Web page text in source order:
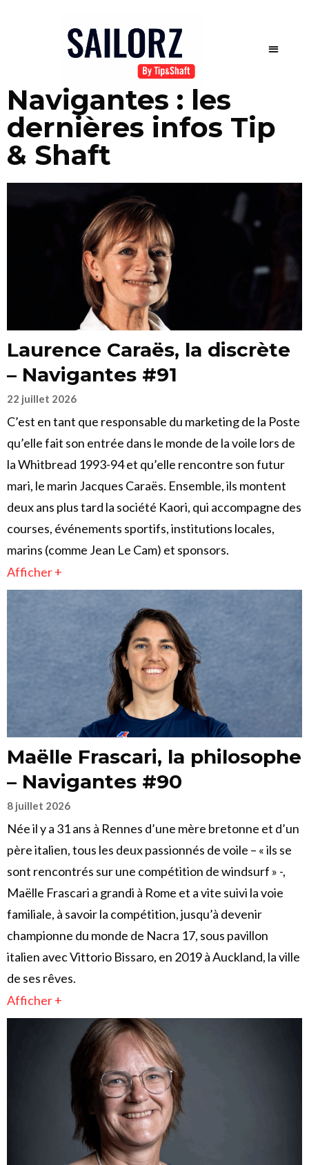
Navigantes : les
dernières infos Tip
& Shaft
Laurence Caraës, la discrète
– Navigantes #91
22 juillet 2026
C’est en tant que responsable du marketing de la Poste
qu’elle fait son entrée dans le monde de la voile lors de
la Whitbread 1993-94 et qu’elle rencontre son futur
mari, le marin Jacques Caraës. Ensemble, ils montent
deux ans plus tard la société Kaori, qui accompagne des
courses, événements sportifs, institutions locales,
marins (comme Jean Le Cam) et sponsors.
Afficher +
Maëlle Frascari, la philosophe
– Navigantes #90
8 juillet 2026
Née il y a 31 ans à Rennes d’une mère bretonne et d’un
père italien, tous les deux passionnés de voile – « ils se
sont rencontrés sur une compétition de windsurf » -,
Maëlle Frascari a grandi à Rome et a vite suivi la voie
familiale, à savoir la compétition, jusqu’à devenir
championne du monde de Nacra 17, sous pavillon
italien avec Vittorio Bissaro, en 2019 à Auckland, la ville
de ses rêves.
Afficher +